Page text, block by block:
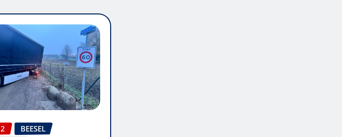
BEESEL